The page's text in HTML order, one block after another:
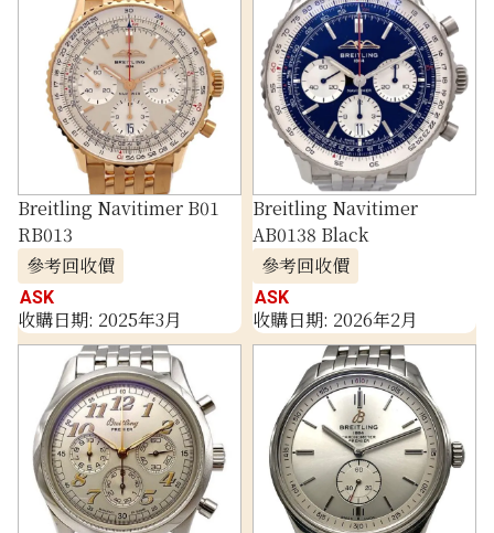
Breitling Navitimer B01
RB013
參考回收價
ASK
收購日期: 2025年3月
Breitling Navitimer
AB0138 Black
參考回收價
ASK
收購日期: 2026年2月